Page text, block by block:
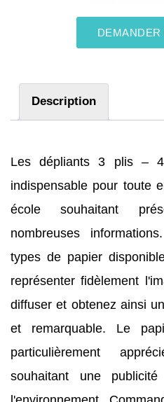
Description
Les dépliants 3 plis –
indispensable pour toute
école souhaitant
nombreuses
types de papier
représenter fidèlement
diffuser et obtenez ainsi
et remarquable. Le
particulièrement
souhaitant une